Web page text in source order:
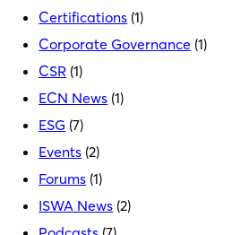
Certifications (1)
Corporate Governance (1)
CSR (1)
ECN News (1)
ESG (7)
Events (2)
Forums (1)
ISWA News (2)